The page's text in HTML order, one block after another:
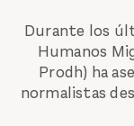
Durante los
Humanos
Prodh) ha
normalistas